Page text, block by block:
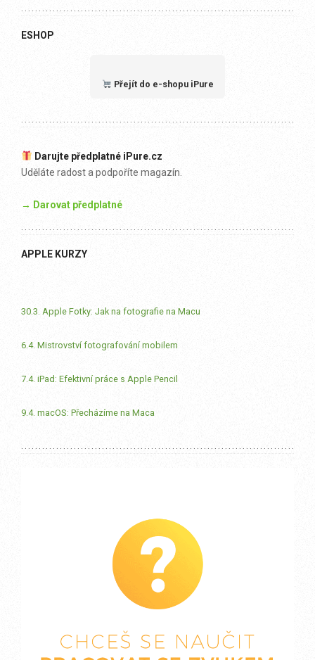
ESHOP
Přejít do e-shopu iPure
Darujte předplatné iPure.cz
Uděláte radost a podpoříte magazín.
→ Darovat předplatné
APPLE KURZY
30.3. Apple Fotky: Jak na fotografie na Macu
6.4. Mistrovství fotografování mobilem
7.4. iPad: Efektivní práce s Apple Pencil
9.4. macOS: Přecházíme na Maca